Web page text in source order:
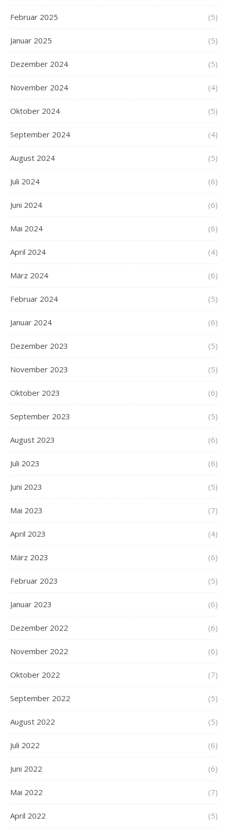
Februar 2025 (5)
Januar 2025 (5)
Dezember 2024 (5)
November 2024 (4)
Oktober 2024 (5)
September 2024 (4)
August 2024 (5)
Juli 2024 (6)
Juni 2024 (6)
Mai 2024 (6)
April 2024 (4)
März 2024 (6)
Februar 2024 (5)
Januar 2024 (6)
Dezember 2023 (5)
November 2023 (5)
Oktober 2023 (6)
September 2023 (5)
August 2023 (6)
Juli 2023 (6)
Juni 2023 (5)
Mai 2023 (7)
April 2023 (4)
März 2023 (6)
Februar 2023 (5)
Januar 2023 (6)
Dezember 2022 (6)
November 2022 (6)
Oktober 2022 (7)
September 2022 (5)
August 2022 (5)
Juli 2022 (6)
Juni 2022 (6)
Mai 2022 (7)
April 2022 (5)